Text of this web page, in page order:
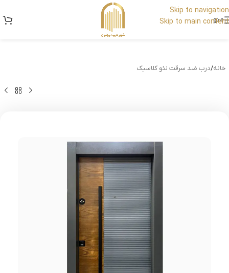
Skip to navigation
Skip to main content
منو
خانه/درب ضد سرقت نئو کلاسیک